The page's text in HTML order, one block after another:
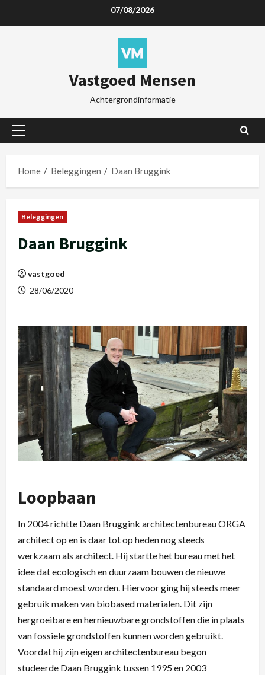
07/08/2026
Vastgoed Mensen
Achtergrondinformatie
Home Beleggingen Daan Bruggink
Beleggingen
Daan Bruggink
vastgoed
28/06/2020
Loopbaan
In 2004 richtte Daan Bruggink architectenbureau ORGA
architect op en is daar tot op heden nog steeds
werkzaam als architect. Hij startte het bureau met het
idee dat ecologisch en duurzaam bouwen de nieuwe
standaard moest worden. Hiervoor ging hij steeds meer
gebruik maken van biobased materialen. Dit zijn
hergroeibare en hernieuwbare grondstoffen die in plaats
van fossiele grondstoffen kunnen worden gebruikt.
Voordat hij zijn eigen architectenbureau begon
studeerde Daan Bruggink tussen 1995 en 2003